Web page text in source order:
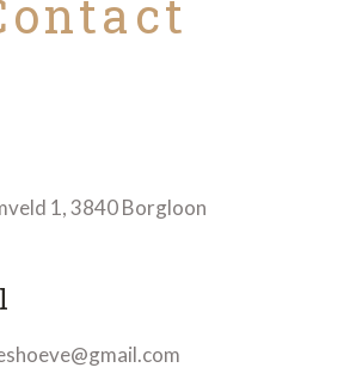
1, 3840 Borgloon